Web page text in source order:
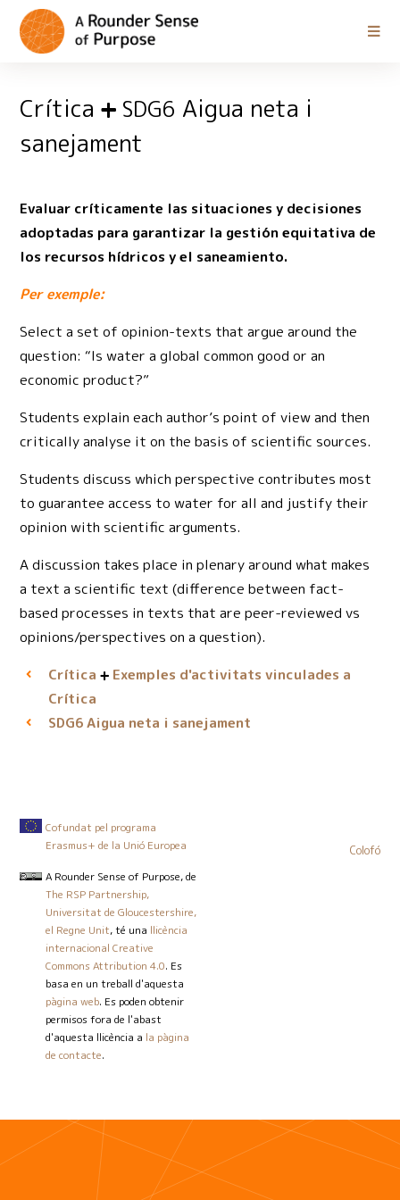
Crítica SDG6 Aigua neta i
sanejament
Evaluar críticamente las situaciones y decisiones
adoptadas para garantizar la gestión equitativa de
los recursos hídricos y el saneamiento.
Per exemple:
Select a set of opinion-texts that argue around the
question: “Is water a global common good or an
economic product?”
Students explain each author’s point of view and then
critically analyse it on the basis of scientific sources.
Students discuss which perspective contributes most
to guarantee access to water for all and justify their
opinion with scientific arguments.
A discussion takes place in plenary around what makes
a text a scientific text (difference between fact-
based processes in texts that are peer-reviewed vs
opinions/perspectives on a question).
Crítica
Exemples d'activitats vinculades a
Crítica
SDG6Aigua neta i sanejament
Cofundat pel programa
Erasmus+ de la Unió Europea
A Rounder Sense of Purpose, de
The RSP Partnership,
Universitat de Gloucestershire,
el Regne Unit, té una llicència
internacional Creative
Commons Attribution 4.0. Es
basa en un treball d'aquesta
pàgina web. Es poden obtenir
permisos fora de l'abast
d'aquesta llicència a la pàgina
de contacte.
Colofó